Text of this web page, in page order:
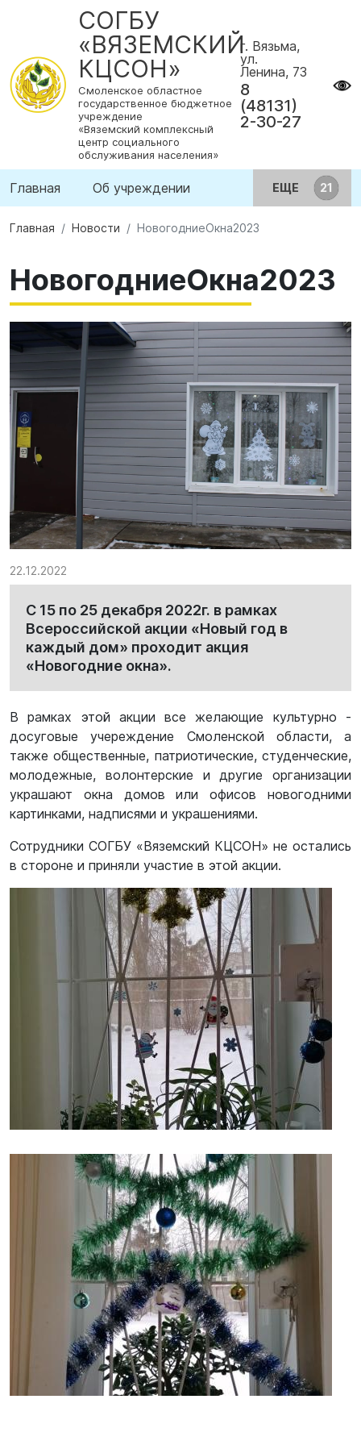
СОГБУ
«ВЯЗЕМСКИЙ
КЦСОН»
Смоленское областное
государственное бюджетное
учреждение
«Вяземский комплексный
центр социального
обслуживания населения»
г. Вязьма,
ул.
Ленина, 73
8
(48131)
2-30-27
Главная Об учреждении ЕЩЕ
Главная Новости НовогодниеОкна2023
НовогодниеОкна2023
22.12.2022
С 15 по 25 декабря 2022г. в рамках
Всероссийской акции «Новый год в
каждый дом» проходит акция
«Новогодние окна».
В рамках этой акции все желающие культурно -
досуговые учереждение Смоленской области, а
также общественные, патриотические, студенческие,
молодежные, волонтерские и другие организации
украшают окна домов или офисов новогодними
картинками, надписями и украшениями.
Сотрудники СОГБУ «Вяземский КЦСОН» не остались
в стороне и приняли участие в этой акции.